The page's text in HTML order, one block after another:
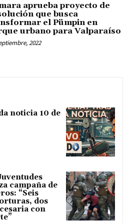
aprueba proyecto de
que busca
el Pümpin en
urbano para Valparaíso
2022
noticia 10 de
campaña de
“Seis
dos
con